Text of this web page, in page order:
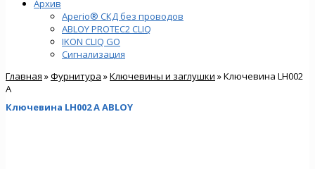
Архив
Aperio® СКД без проводов
ABLOY PROTEC2 CLIQ
IKON CLIQ GO
Сигнализация
Главная »Фурнитура »Ключевины и заглушки » Ключевина LH002
A
Ключевина LH002 A ABLOY